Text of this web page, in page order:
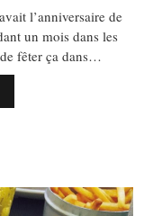
l’anniversaire de
un mois dans les
fêter ça dans…